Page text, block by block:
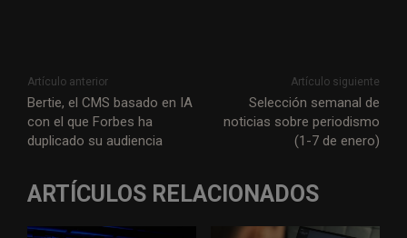
Artículo anterior
Bertie, el CMS basado en IA
con el que Forbes ha
duplicado su audiencia
Artículo siguiente
Selección semanal de
noticias sobre periodismo
(1-7 de enero)
ARTÍCULOS RELACIONADOS